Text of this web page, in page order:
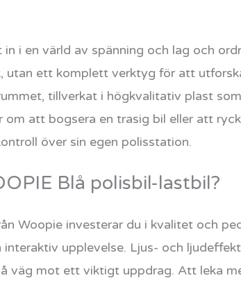
i en värld av spänning och lag och
utan ett komplett verktyg för att
tillverkat i högkvalitativ plast
att bogsera en trasig bil eller att
över sin egen polisstation.
Blå polisbil-lastbil?
Woopie investerar du i kvalitet och
interaktiv upplevelse. Ljus- och
väg mot ett viktigt uppdrag. Att leka